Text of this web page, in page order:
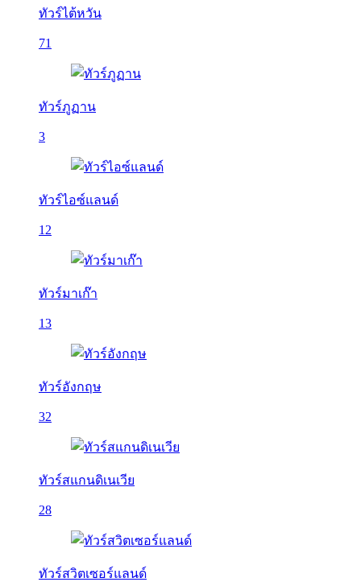
ทัวร์ไต้หวัน
71
ทัวร์ภูฏาน
3
ทัวร์ไอซ์แลนด์
12
ทัวร์มาเก๊า
13
ทัวร์อังกฤษ
32
ทัวร์สแกนดิเนเวีย
28
ทัวร์สวิตเซอร์แลนด์